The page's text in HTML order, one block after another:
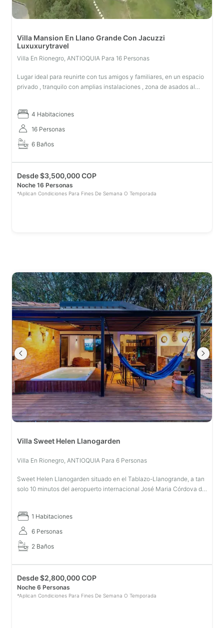
Villa Mansion En Llano Grande Con Jacuzzi
Luxuxurytravel
Villa En Rionegro, ANTIOQUIA Para 16 Personas
Lugar ideal para reunirte con tus amigos y familiares, en un espacio
privado , tranquilo con amplias instalaciones , zona de asados al
4 Habitaciones
16 Personas
6 Baños
Desde$3,500,000 COP
Noche 16 Personas
*Aplican Condiciones Para Fines De Semana O Temporada
Villa Sweet Helen Llanogarden
Villa En Rionegro, ANTIOQUIA Para 6 Personas
Sweet Helen Llanogarden situado en el Tablazo-Llanogrande, a tan
solo 10 minutos del aeropuerto internacional José Maria Córdova de
1 Habitaciones
6 Personas
2 Baños
Desde$2,800,000 COP
Noche 6 Personas
*Aplican Condiciones Para Fines De Semana O Temporada